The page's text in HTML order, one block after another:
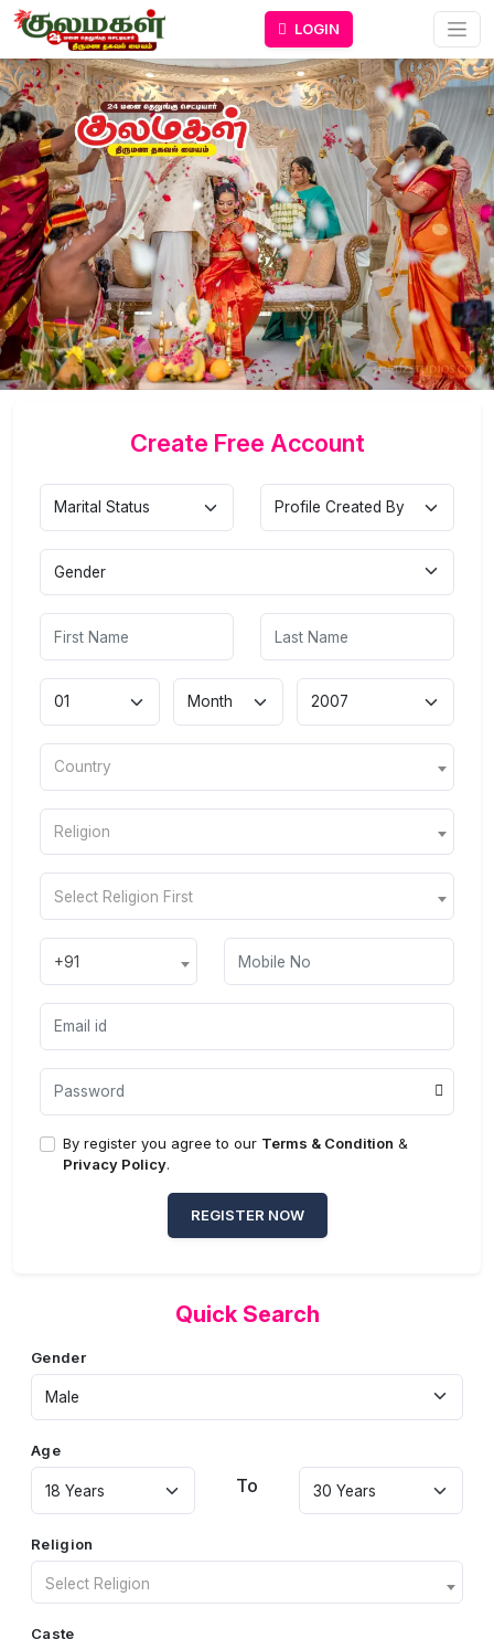
LOGIN
Create Free Account
Country
Religion
Select Religion First
+91
By register you agree to our Terms & Condition &
Privacy Policy.
REGISTER NOW
Quick Search
Gender
Age
To
Religion
Select Religion
Caste